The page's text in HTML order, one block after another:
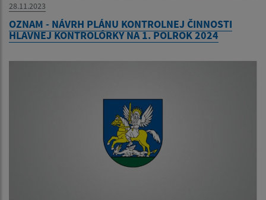
28.11.2023
OZNAM - NÁVRH PLÁNU KONTROLNEJ ČINNOSTI
HLAVNEJ KONTROLÓRKY NA 1. POLROK 2024